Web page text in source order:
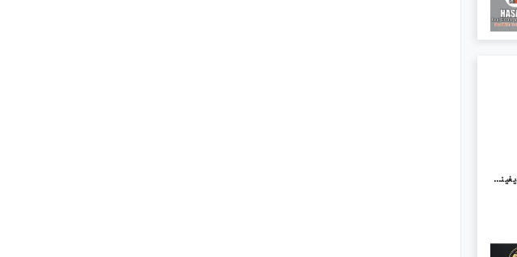
ڈی ایچ اے سیکٹر اے - رچنا ولاز ڈی ایچ اے سیکٹر اے,ڈی ایچ اے ڈیفینس,گوجرانوالہ میں 5 کمروں کا 10 مرلہ مکان 85.0 ہزار میں کرایہ پر دستیاب ہے۔